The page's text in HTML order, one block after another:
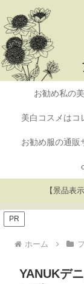
お勧め私の
美白コスメはコ
お勧め服の通販
【景品表
PR
ホーム
YANUKデ